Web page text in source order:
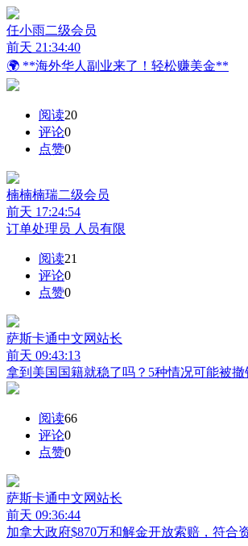
任小雨二级会员
前天 21:34:40
🌍 **海外华人副业来了！轻松赚美金**
阅读20
评论0
点赞0
楠楠楠瑞二级会员
前天 17:24:54
订单处理员 人员有限
阅读21
评论0
点赞0
萨斯卡通中文网站长
前天 09:43:13
拿到美国国籍就稳了吗？5种情况可能被撤
阅读66
评论0
点赞0
萨斯卡通中文网站长
前天 09:36:44
加拿大政府$870万和解金开放索赔，符合